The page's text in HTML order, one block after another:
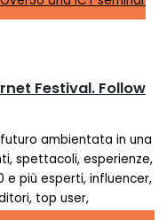
Festival. Follow
ambientata in una
spettacoli, esperienze,
e più esperti, influencer,
top user,